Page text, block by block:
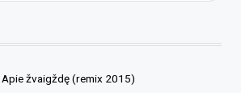
žvaigždę (remix 2015)